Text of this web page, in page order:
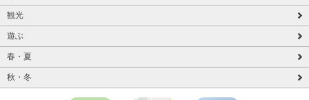
観光
遊ぶ
春・夏
秋・冬